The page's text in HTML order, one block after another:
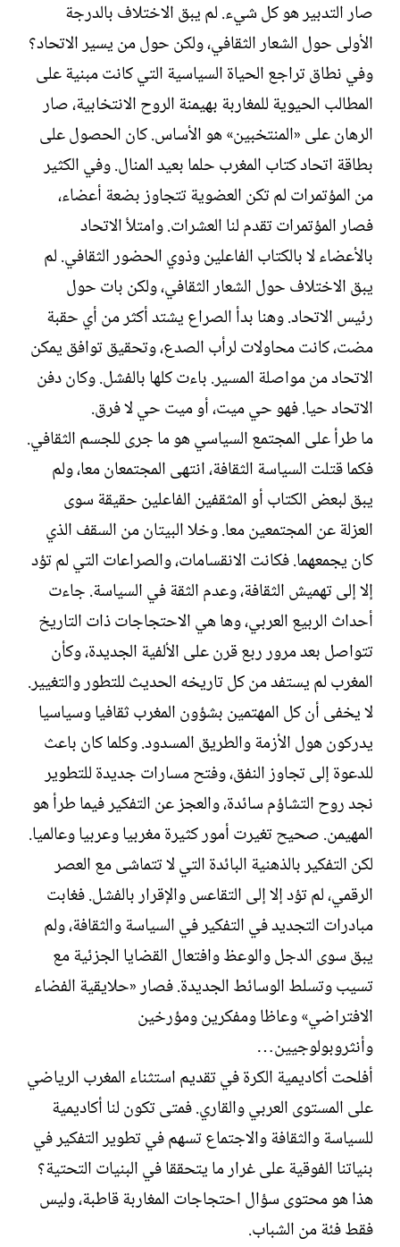
صار التدبير هو كل شيء. لم يبق الاختلاف بالدرجة
الأولى حول الشعار الثقافي، ولكن حول من يسير الاتحاد؟
وفي نطاق تراجع الحياة السياسية التي كانت مبنية على
المطالب الحيوية للمغاربة بهيمنة الروح الانتخابية، صار
الرهان على «المنتخبين» هو الأساس. كان الحصول على
بطاقة اتحاد كتاب المغرب حلما بعيد المنال. وفي الكثير
من المؤتمرات لم تكن العضوية تتجاوز بضعة أعضاء،
فصار المؤتمرات تقدم لنا العشرات. وامتلأ الاتحاد
بالأعضاء لا بالكتاب الفاعلين وذوي الحضور الثقافي. لم
يبق الاختلاف حول الشعار الثقافي، ولكن بات حول
رئيس الاتحاد. وهنا بدأ الصراع يشتد أكثر من أي حقبة
مضت، كانت محاولات لرأب الصدع، وتحقيق توافق يمكن
الاتحاد من مواصلة المسير. باءت كلها بالفشل. وكان دفن
الاتحاد حيا. فهو حي ميت، أو ميت حي لا فرق.
ما طرأ على المجتمع السياسي هو ما جرى للجسم الثقافي.
فكما قتلت السياسة الثقافة، انتهى المجتمعان معا، ولم
يبق لبعض الكتاب أو المثقفين الفاعلين حقيقة سوى
العزلة عن المجتمعين معا. وخلا البيتان من السقف الذي
كان يجمعهما. فكانت الانقسامات، والصراعات التي لم تؤد
إلا إلى تهميش الثقافة، وعدم الثقة في السياسة. جاءت
أحداث الربيع العربي، وها هي الاحتجاجات ذات التاريخ
تتواصل بعد مرور ربع قرن على الألفية الجديدة، وكأن
المغرب لم يستفد من كل تاريخه الحديث للتطور والتغيير.
لا يخفى أن كل المهتمين بشؤون المغرب ثقافيا وسياسيا
يدركون هول الأزمة والطريق المسدود. وكلما كان باعث
للدعوة إلى تجاوز النفق، وفتح مسارات جديدة للتطوير
نجد روح التشاؤم سائدة، والعجز عن التفكير فيما طرأ هو
المهيمن. صحيح تغيرت أمور كثيرة مغربيا وعربيا وعالميا.
لكن التفكير بالذهنية البائدة التي لا تتماشى مع العصر
الرقمي، لم تؤد إلا إلى التقاعس والإقرار بالفشل. فغابت
مبادرات التجديد في التفكير في السياسة والثقافة، ولم
يبق سوى الدجل والوعظ وافتعال القضايا الجزئية مع
تسيب وتسلط الوسائط الجديدة. فصار «حلايقية الفضاء
الافتراضي» وعاظا ومفكرين ومؤرخين
وأنثروبولوجيين…
أفلحت أكاديمية الكرة في تقديم استثناء المغرب الرياضي
على المستوى العربي والقاري. فمتى تكون لنا أكاديمية
للسياسة والثقافة والاجتماع تسهم في تطوير التفكير في
بنياتنا الفوقية على غرار ما يتحققا في البنيات التحتية؟
هذا هو محتوى سؤال احتجاجات المغاربة قاطبة، وليس
فقط فئة من الشباب.